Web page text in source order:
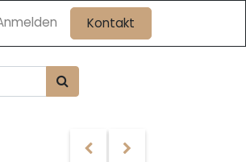
Kontakt